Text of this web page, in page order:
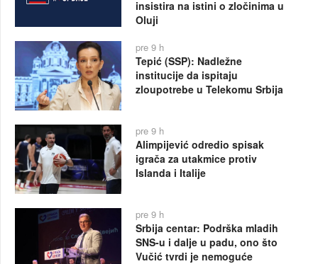
insistira na istini o zločinima u
Oluji
pre 9 h
Tepić (SSP): Nadležne
institucije da ispitaju
zloupotrebe u Telekomu Srbija
pre 9 h
Alimpijević odredio spisak
igrača za utakmice protiv
Islanda i Italije
pre 9 h
Srbija centar: Podrška mladih
SNS-u i dalje u padu, ono što
Vučić tvrdi je nemoguće